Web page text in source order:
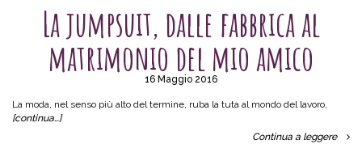
La jumpsuit, dalle fabbrica al
matrimonio del mio amico
16 Maggio 2016
La moda, nel senso più alto del termine, ruba la tuta al mondo del lavoro,
[continua…]
Continua a leggere